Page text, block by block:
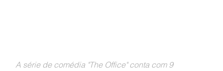
A série de comédia "The Office" conta com 9